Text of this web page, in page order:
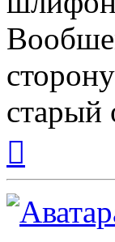
старый
началу